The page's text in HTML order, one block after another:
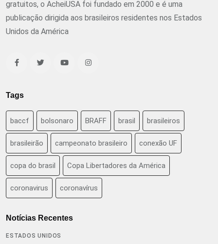
gratuitos, o AcheiUSA foi fundado em 2000 e é uma
publicação dirigida aos brasileiros residentes nos Estados
Unidos da América
Tags
baccf bolsonaro BRAFF brasil brasileiros
brasileirão campeonato brasileiro conexão UF
copa do brasil Copa Libertadores da América
coronavirus coronavírus
Notícias Recentes
ESTADOS UNIDOS